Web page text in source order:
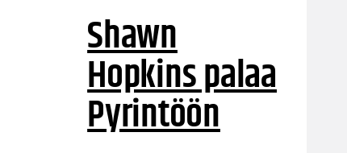
Shawn
Hopkins palaa
Pyrintöön